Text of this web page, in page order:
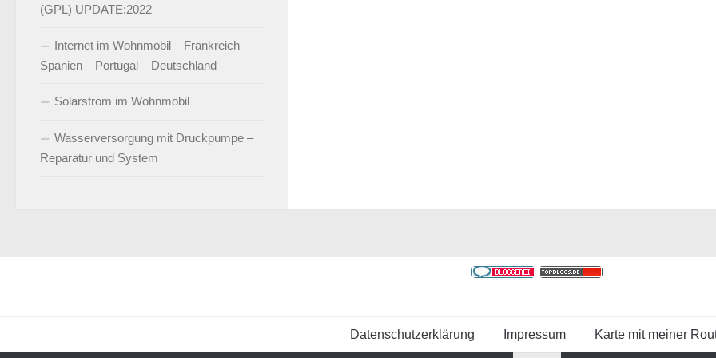
(GPL) UPDATE:2022
Internet im Wohnmobil – Frankreich –
Spanien – Portugal – Deutschland
Solarstrom im Wohnmobil
Wasserversorgung mit Druckpumpe –
Reparatur und System
Datenschutzerklärung Impressum Karte mit meiner